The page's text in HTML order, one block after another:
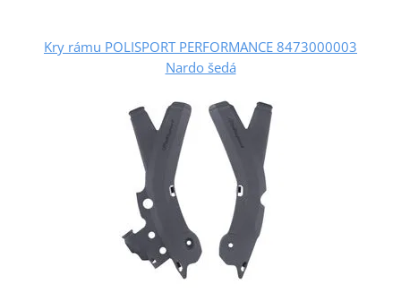
Kry rámu POLISPORT PERFORMANCE 8473000003
Nardo šedá